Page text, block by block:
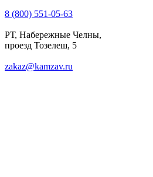
8 (800) 551-05-63
РТ, Набережные Челны,
проезд Тозелеш, 5
zakaz@kamzav.ru